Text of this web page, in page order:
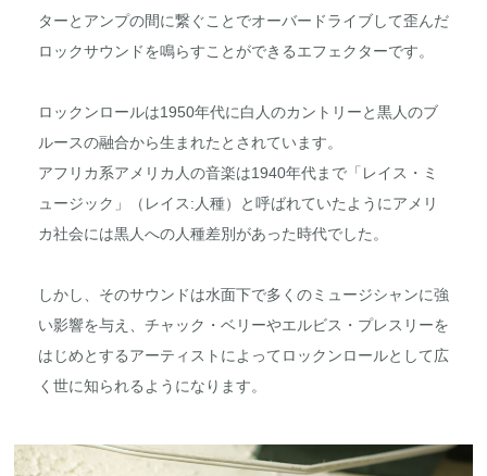
ターとアンプの間に繋ぐことでオーバードライブして歪んだ
ロックサウンドを鳴らすことができるエフェクターです。
ロックンロールは1950年代に白人のカントリーと黒人のブ
ルースの融合から生まれたとされています。
アフリカ系アメリカ人の音楽は1940年代まで「レイス・ミ
ュージック」（レイス:人種）と呼ばれていたようにアメリ
カ社会には黒人への人種差別があった時代でした。
しかし、そのサウンドは水面下で多くのミュージシャンに強
い影響を与え、チャック・ベリーやエルビス・プレスリーを
はじめとするアーティストによってロックンロールとして広
く世に知られるようになります。